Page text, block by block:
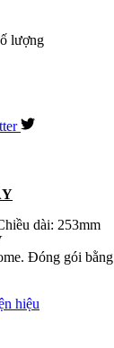
lượng
dài: 253mm
Đóng gói bằng